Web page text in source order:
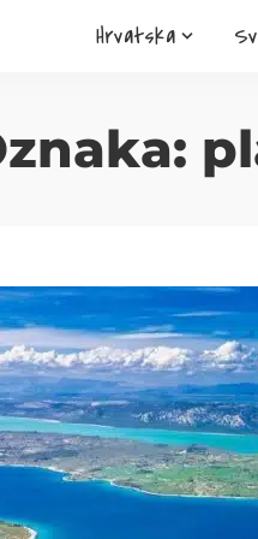
Hrvatska